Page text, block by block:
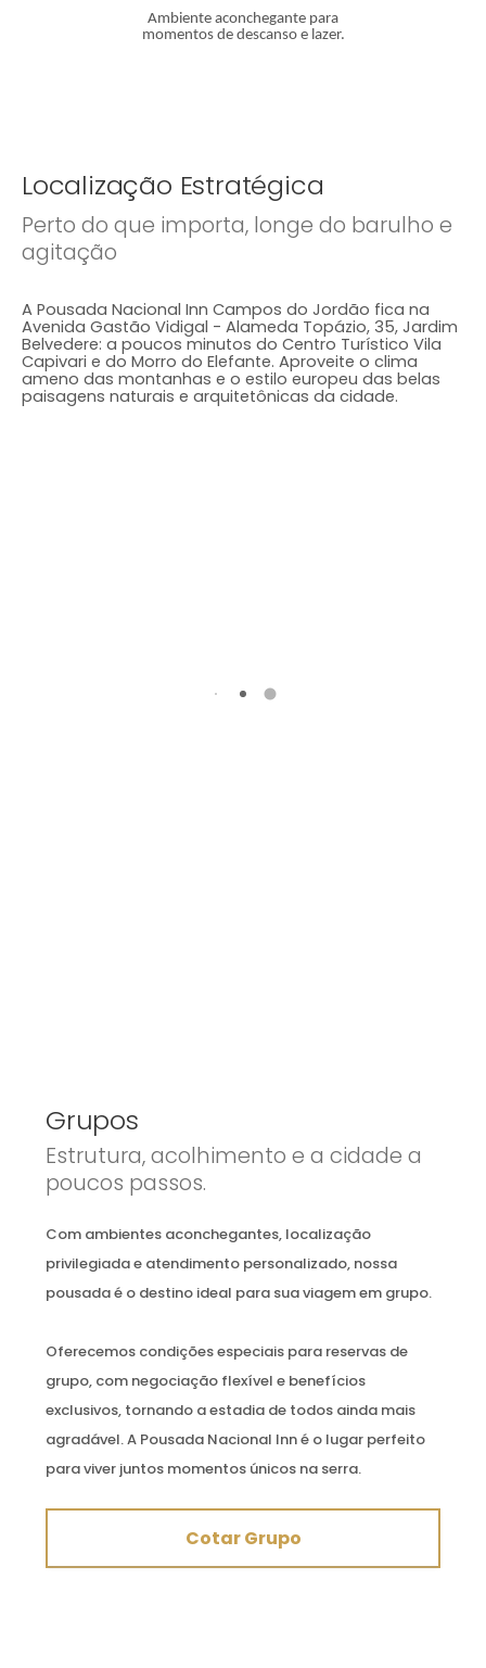
Ambiente aconchegante para
momentos de descanso e lazer.
Localização Estratégica
Perto do que importa, longe do barulho e
agitação
A Pousada Nacional Inn Campos do Jordão fica na
Avenida Gastão Vidigal - Alameda Topázio, 35, Jardim
Belvedere: a poucos minutos do Centro Turístico Vila
Capivari e do Morro do Elefante. Aproveite o clima
ameno das montanhas e o estilo europeu das belas
paisagens naturais e arquitetônicas da cidade.
Grupos
Estrutura, acolhimento e a cidade a
poucos passos.
Com ambientes aconchegantes, localização
privilegiada e atendimento personalizado, nossa
pousada é o destino ideal para sua viagem em grupo.
Oferecemos condições especiais para reservas de
grupo, com negociação flexível e benefícios
exclusivos, tornando a estadia de todos ainda mais
agradável. A Pousada Nacional Inn é o lugar perfeito
para viver juntos momentos únicos na serra.
Cotar Grupo